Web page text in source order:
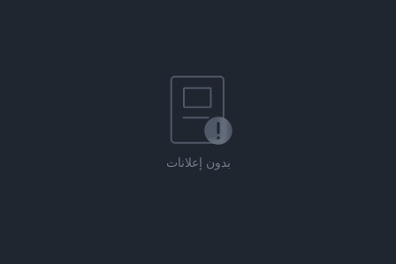
بدون إعلانات